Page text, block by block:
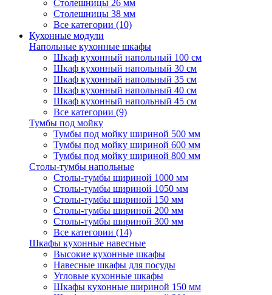
Столешницы 26 мм
Столешницы 38 мм
Все категории (10)
Кухонные модули
Напольные кухонные шкафы
Шкаф кухонный напольный 100 см
Шкаф кухонный напольный 30 см
Шкаф кухонный напольный 35 см
Шкаф кухонный напольный 40 см
Шкаф кухонный напольный 45 см
Все категории (9)
Тумбы под мойку
Тумбы под мойку шириной 500 мм
Тумбы под мойку шириной 600 мм
Тумбы под мойку шириной 800 мм
Столы-тумбы напольные
Столы-тумбы шириной 1000 мм
Столы-тумбы шириной 1050 мм
Столы-тумбы шириной 150 мм
Столы-тумбы шириной 200 мм
Столы-тумбы шириной 300 мм
Все категории (14)
Шкафы кухонные навесные
Высокие кухонные шкафы
Навесные шкафы для посуды
Угловые кухонные шкафы
Шкафы кухонные шириной 150 мм